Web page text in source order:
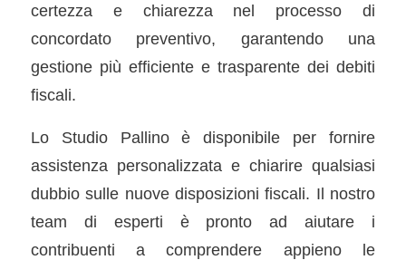
certezza e chiarezza nel processo di
concordato preventivo, garantendo una
gestione più efficiente e trasparente dei debiti
fiscali.
Lo Studio Pallino è disponibile per fornire
assistenza personalizzata e chiarire qualsiasi
dubbio sulle nuove disposizioni fiscali. Il nostro
team di esperti è pronto ad aiutare i
contribuenti a comprendere appieno le